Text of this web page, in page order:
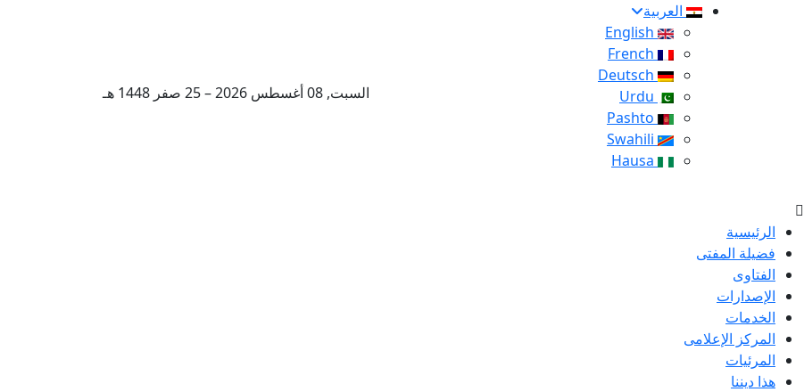
العربية
السبت, 08 أغسطس 2026 – 25 صفر 1448 هـ
الرئيسية
فضيلة المفتى
الفتاوى
الإصدارات
الخدمات
المركز الإعلامى
المرئيات
هذا ديننا